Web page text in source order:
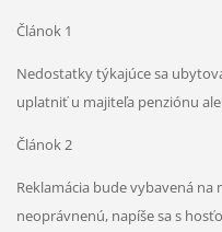
Článok 1
Nedostatky týkajúce sa
uplatniť u majiteľa penziónu
Článok 2
Reklamácia bude vybavená na
neoprávnenú, napíše sa s